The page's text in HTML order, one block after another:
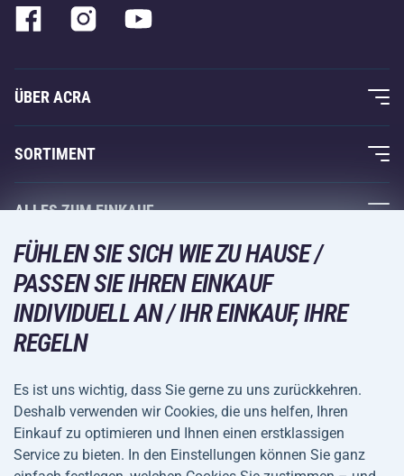
ÜBER ACRA
Über uns
Acra-Garantie
Kontakte
Großhandel
Einkaufsratgeber
SORTIMENT
Fitness und Krafttraining
Racketsportarten
Wintersport
Freizeit und Unterhaltung
Camping und Wandern
Fahrräder und Roller
Ballsportarten
ALLES ZUM EINKAUF
Acra-Garantie
Rückgabe und Reklamationen
VERSANDARTEN
ZAHLUNGSARTEN
FÜHLEN SIE SICH WIE ZU HAUSE /
PASSEN SIE IHREN EINKAUF
INDIVIDUELL AN / IHR EINKAUF, IHRE
REGELN
Es ist uns wichtig, dass Sie gerne zu uns zurückkehren.
Deshalb verwenden wir Cookies, die uns helfen, Ihren
Einkauf zu optimieren und Ihnen einen erstklassigen
Service zu bieten. In den Einstellungen können Sie ganz